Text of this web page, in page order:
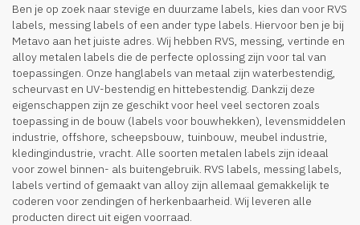
Ben je op zoek naar stevige en duurzame labels, kies dan voor RVS
labels, messing labels of een ander type labels. Hiervoor ben je bij
Metavo aan het juiste adres. Wij hebben RVS, messing, vertinde en
alloy metalen labels die de perfecte oplossing zijn voor tal van
toepassingen. Onze hanglabels van metaal zijn waterbestendig,
scheurvast en UV-bestendig en hittebestendig. Dankzij deze
eigenschappen zijn ze geschikt voor heel veel sectoren zoals
toepassing in de bouw (labels voor bouwhekken), levensmiddelen
industrie, offshore, scheepsbouw, tuinbouw, meubel industrie,
kledingindustrie, vracht. Alle soorten metalen labels zijn ideaal
voor zowel binnen- als buitengebruik. RVS labels, messing labels,
labels vertind of gemaakt van alloy zijn allemaal gemakkelijk te
coderen voor zendingen of herkenbaarheid. Wij leveren alle
producten direct uit eigen voorraad.